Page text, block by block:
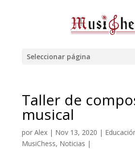
Seleccionar página
Taller de
musical
por Alex| Nov 13, 2020 |
MusiChess, Noticias |